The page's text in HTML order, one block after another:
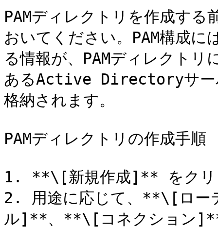
PAMディレクトリを作成する
おいてください。PAM構成
る情報が、PAMディレクト
あるActive Directoryサー
格納されます。
PAMディレクトリの作成手順
1. **\[新規作成]** をクリ
2. 用途に応じて、**\[ロ
ル]**、**\[コネクション]**